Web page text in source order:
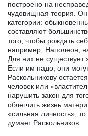
построено на
чудовищная теория. Он
категории:
составляют
того, чтобы рождать
например, Наполеон,
Для них не существует
Если им надо, они
Раскольникову
человек или
нарушить закон для
облегчить жизнь
«сильная личность»,
думает Раскольников.